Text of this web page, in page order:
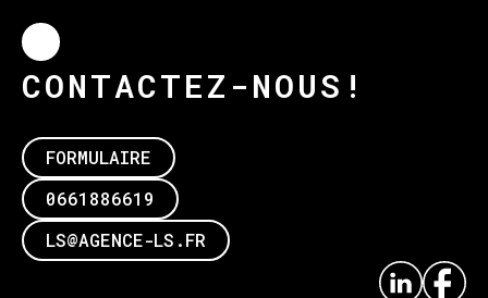
CONTACTEZ-NOUS!
FORMULAIRE
0661886619
LS@AGENCE-LS.FR